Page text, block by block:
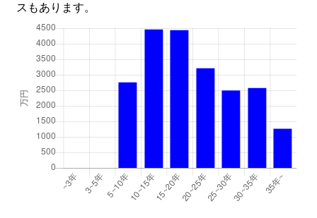
スもあります。